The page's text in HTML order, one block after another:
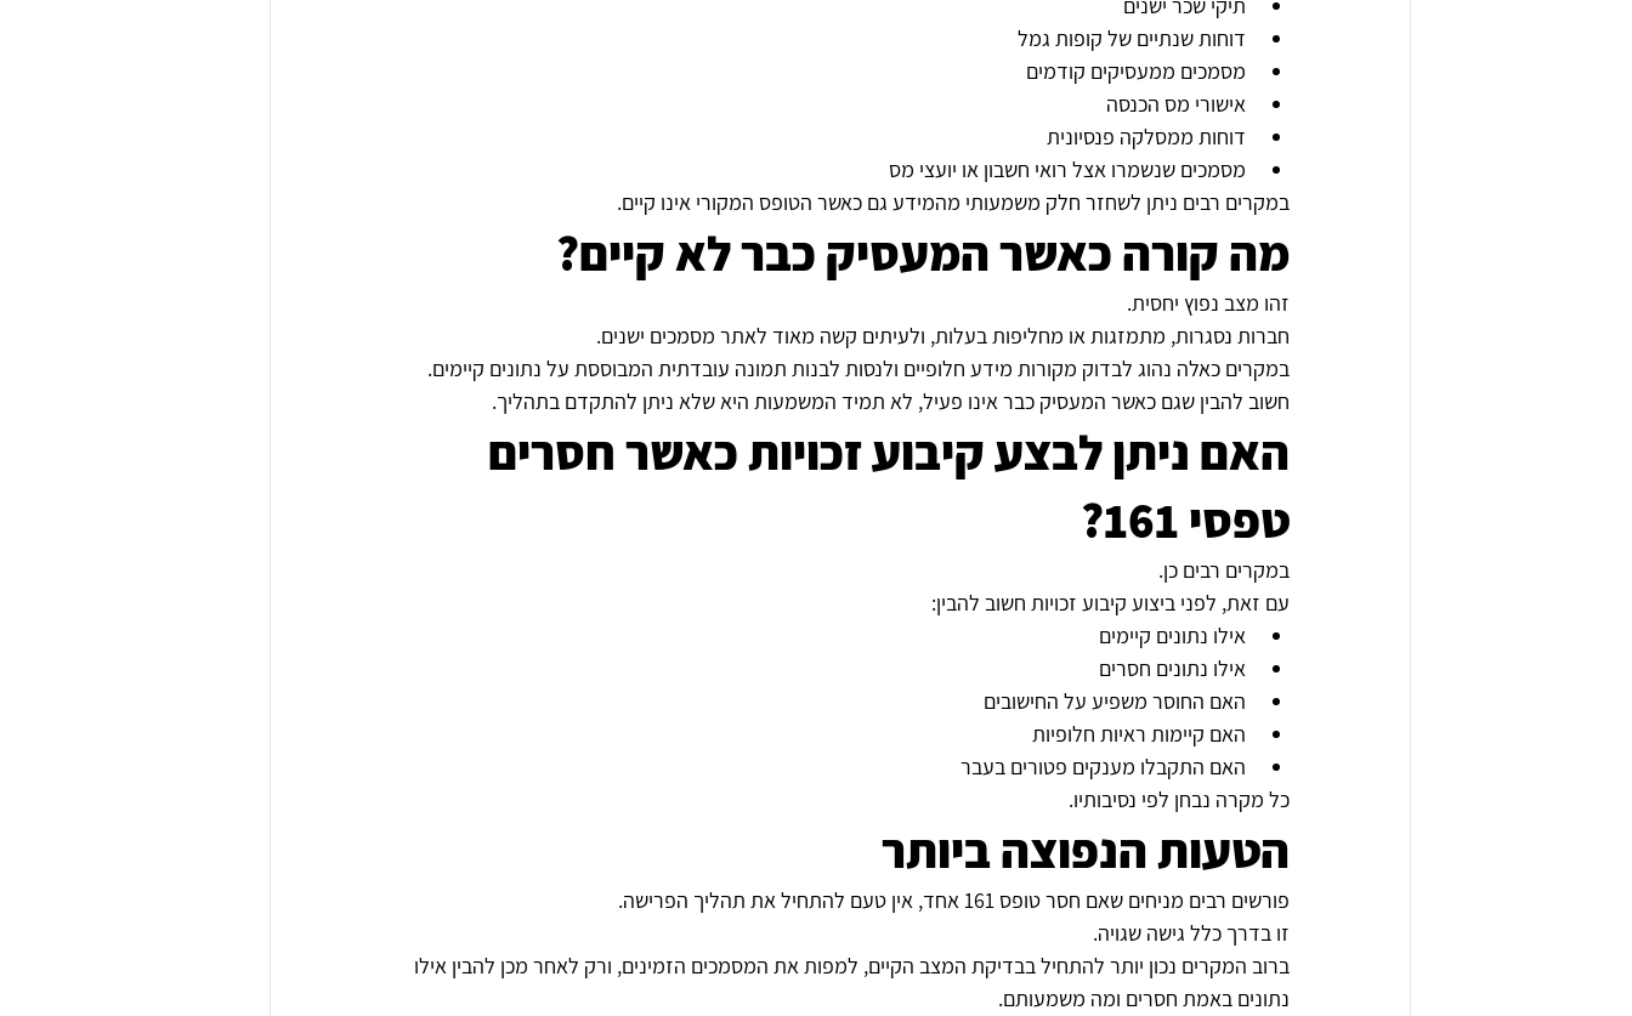
דוחות שנתיים של קופות גמל
מסמכים ממעסיקים קודמים
אישורי מס הכנסה
דוחות ממסלקה פנסיונית
מסמכים שנשמרו אצל רואי חשבון או יועצי מס
במקרים רבים ניתן לשחזר חלק משמעותי מהמידע גם כאשר הטופס המקורי אינו קיים.
מה קורה כאשר המעסיק כבר לא קיים?
זהו מצב נפוץ יחסית.
חברות נסגרות, מתמזגות או מחליפות בעלות, ולעיתים קשה מאוד לאתר מסמכים ישנים.
במקרים כאלה נהוג לבדוק מקורות מידע חלופיים ולנסות לבנות תמונה עובדתית המבוססת על נתונים קיימים.
חשוב להבין שגם כאשר המעסיק כבר אינו פעיל, לא תמיד המשמעות היא שלא ניתן להתקדם בתהליך.
האם ניתן לבצע קיבוע זכויות כאשר חסרים
טפסי 161?
במקרים רבים כן.
עם זאת, לפני ביצוע קיבוע זכויות חשוב להבין:
אילו נתונים קיימים
אילו נתונים חסרים
האם החוסר משפיע על החישובים
האם קיימות ראיות חלופיות
האם התקבלו מענקים פטורים בעבר
כל מקרה נבחן לפי נסיבותיו.
הטעות הנפוצה ביותר
פורשים רבים מניחים שאם חסר טופס 161 אחד, אין טעם להתחיל את תהליך הפרישה.
זו בדרך כלל גישה שגויה.
ברוב המקרים נכון יותר להתחיל בבדיקת המצב הקיים, למפות את המסמכים הזמינים, ורק לאחר מכן להבין אילו
נתונים באמת חסרים ומה משמעותם.